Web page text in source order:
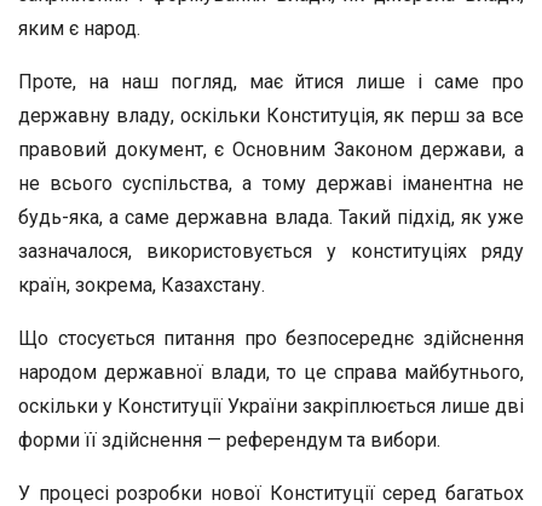
яким є народ.
Проте, на наш погляд, має йтися лише і саме про
державну владу, оскільки Конституція, як перш за все
правовий документ, є Основним Законом держави, а
не всього суспільства, а тому державі іманентна не
будь-яка, а саме державна влада. Такий підхід, як уже
зазначалося, використовується у конституціях ряду
країн, зокрема, Казахстану.
Що стосується питання про безпосереднє здійснення
народом державної влади, то це справа майбутнього,
оскільки у Конституції України закріплюється лише дві
форми її здійснення — референдум та вибори.
У процесі розробки нової Конституції серед багатьох